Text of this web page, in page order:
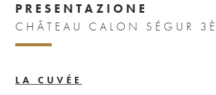
PRESENTAZIONE
CHÂTEAU CALON SÉGUR
LA CUVÉE